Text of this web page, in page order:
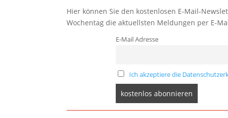
Hier können Sie den kostenlosen E-Mail-
Wochentag die aktuellsten Meldungen per E-
E-Mail Adresse
Ich akzeptiere die